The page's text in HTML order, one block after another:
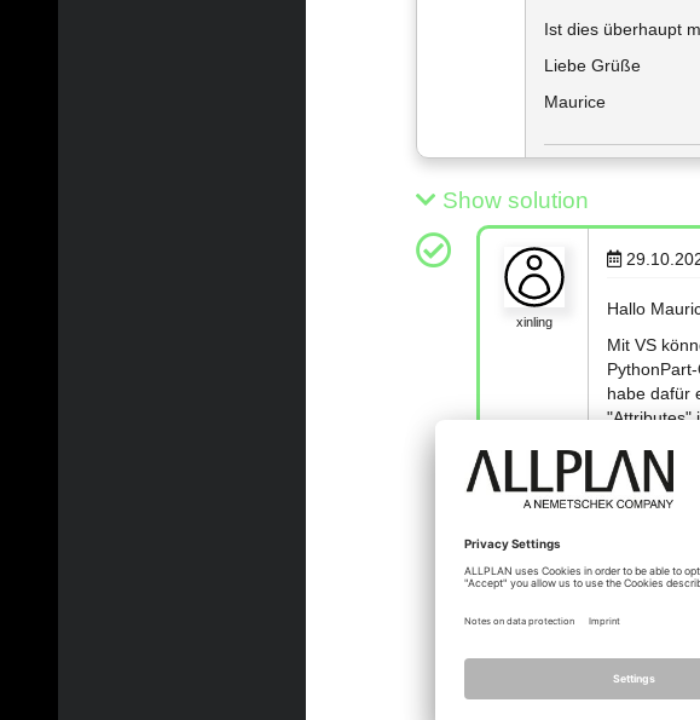
Ist dies überhaupt
Liebe Grüße
Maurice
Show solution
xinling
Hallo
Mit VS
habe dafür
"Attributes"
Es kann
ein Objekt
zweiter
VG
Xinling